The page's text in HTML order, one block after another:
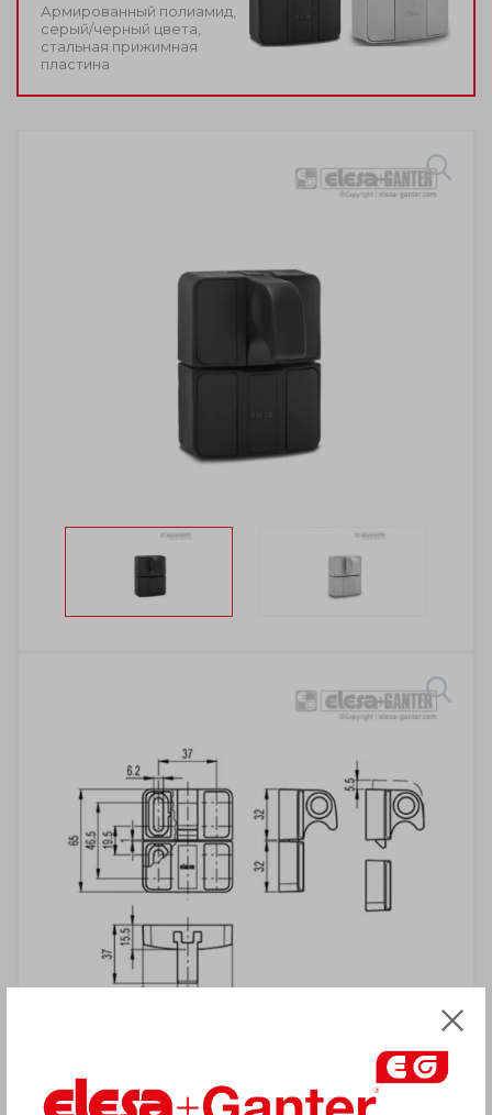
Армированный полиамид,
серый/черный цвета,
стальная прижимная
пластина